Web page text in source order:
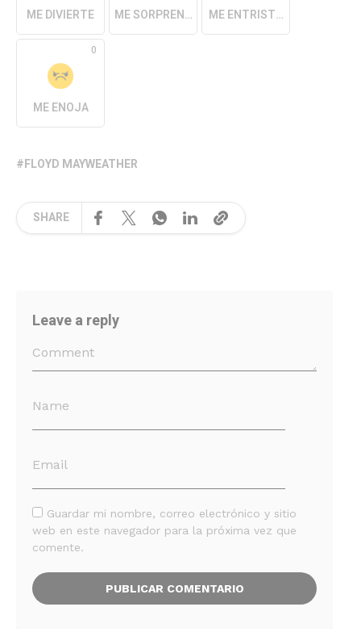
ME DIVIERTE ME SORPRENDE ME ENTRISTECE
0
ME ENOJA
FLOYD MAYWEATHER
SHARE
Leave a reply
Guardar mi nombre, correo electrónico y sitio
web en este navegador para la próxima vez que
comente.